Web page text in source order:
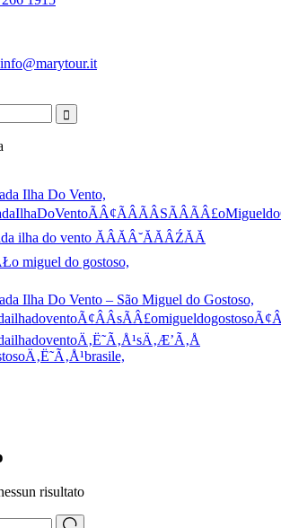
info@marytour.it
Ilha Do Vento,
ilha do vento ĂÂĂÂ˘ĂĂÂŹĂĂ
miguel do gostoso,
Ilha Do Vento – São Miguel do Gostoso,
risultato